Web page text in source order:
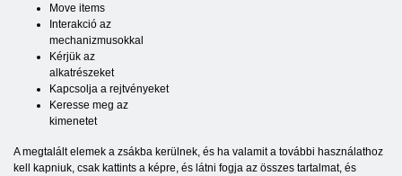
Move items
Interakció az
mechanizmusokkal
Kérjük az
alkatrészeket
Kapcsolja a rejtvényeket
Keresse meg az
kimenetet
A megtalált elemek a zsákba kerülnek, és ha valamit a további használathoz
kell kapniuk, csak kattints a képre, és látni fogja az összes tartalmat, és